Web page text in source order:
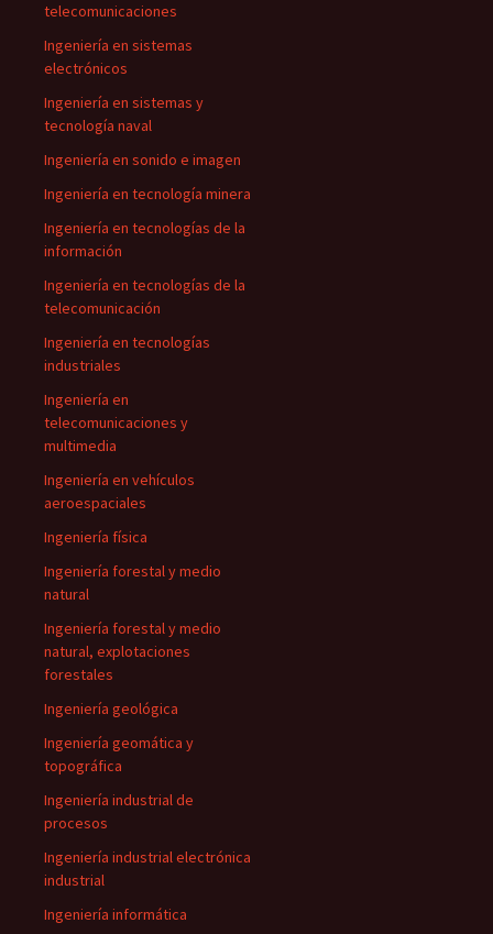
telecomunicaciones
Ingeniería en sistemas
electrónicos
Ingeniería en sistemas y
tecnología naval
Ingeniería en sonido e imagen
Ingeniería en tecnología minera
Ingeniería en tecnologías de la
información
Ingeniería en tecnologías de la
telecomunicación
Ingeniería en tecnologías
industriales
Ingeniería en
telecomunicaciones y
multimedia
Ingeniería en vehículos
aeroespaciales
Ingeniería física
Ingeniería forestal y medio
natural
Ingeniería forestal y medio
natural, explotaciones
forestales
Ingeniería geológica
Ingeniería geomática y
topográfica
Ingeniería industrial de
procesos
Ingeniería industrial electrónica
industrial
Ingeniería informática